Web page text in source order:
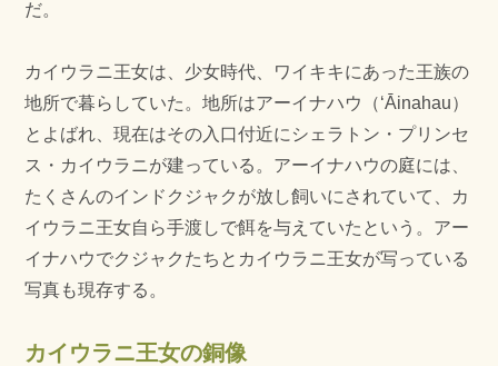
だ。
カイウラニ王女は、少女時代、ワイキキにあった王族の
地所で暮らしていた。地所はアーイナハウ（ʻĀinahau）
とよばれ、現在はその入口付近にシェラトン・プリンセ
ス・カイウラニが建っている。アーイナハウの庭には、
たくさんのインドクジャクが放し飼いにされていて、カ
イウラニ王女自ら手渡しで餌を与えていたという。アー
イナハウでクジャクたちとカイウラニ王女が写っている
写真も現存する。
カイウラニ王女の銅像